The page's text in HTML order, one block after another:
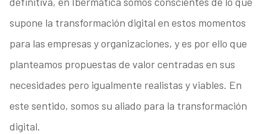
supone la transformación digital en estos momentos
para las empresas y organizaciones, y es por ello que
planteamos propuestas de valor centradas en sus
necesidades pero igualmente realistas y viables. En
este sentido, somos su aliado para la transformación
digital.